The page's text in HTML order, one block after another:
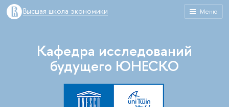
Меню
Высшая школа экономики
Кафедра исследований
будущего ЮНЕСКО